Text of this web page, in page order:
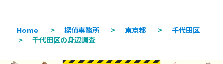
Home > 探偵事務所 > 東京都 >
千代田区
>
千代田区の身辺調査